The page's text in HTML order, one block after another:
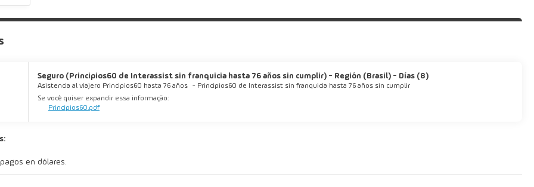
Seguro (Principios60 de Interassist sin franquicia hasta 76 años sin cumplir) - Región (Brasil) - Días (8)
Asistencia al viajero Principios60 hasta 76 años - Principios60 de Interassist sin franquicia hasta 76 años sin cumplir
Se você quiser expandir essa informação:
Principios60.pdf
en dólares.